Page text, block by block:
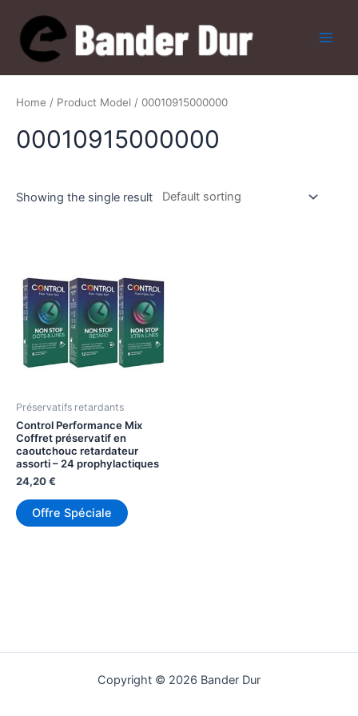
content
Home / Product Model / 00010915000000
00010915000000
Showing the single result
Préservatifs retardants
Control Performance Mix
Coffret préservatif en
caoutchouc retardateur
assorti – 24 prophylactiques
24,20€
Offre Spéciale
Copyright © 2026 Bander Dur